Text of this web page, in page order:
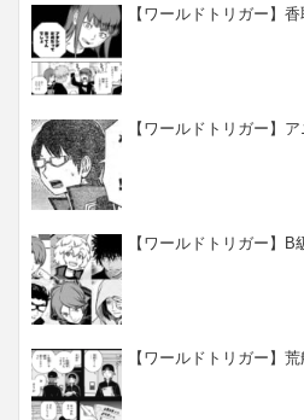
【ワールドトリガー】
【ワールドトリガー】
【ワールドトリガー】
【ワールドトリガー】